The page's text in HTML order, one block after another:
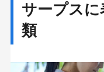
サープス
類